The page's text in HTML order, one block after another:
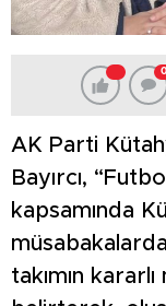
0
AK Parti
Bayırcı,
kapsamında
takımın